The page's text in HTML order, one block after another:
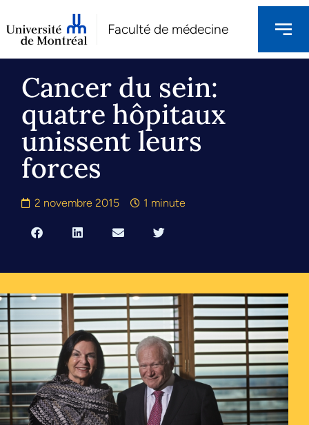
Faculté de médecine
Cancer du sein:
quatre hôpitaux
unissent leurs
forces
2 novembre 2015 1 minute